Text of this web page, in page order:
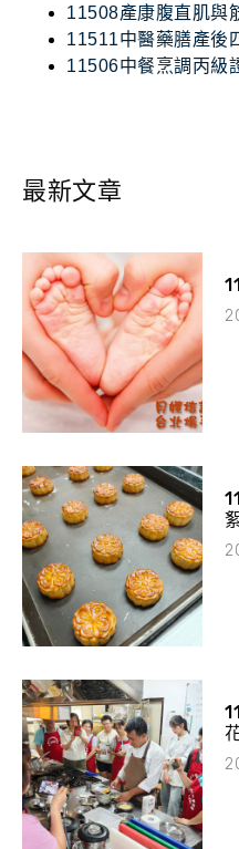
11508產康腹直肌與
11511中醫藥膳產後
11506中餐烹調丙級
最新文章